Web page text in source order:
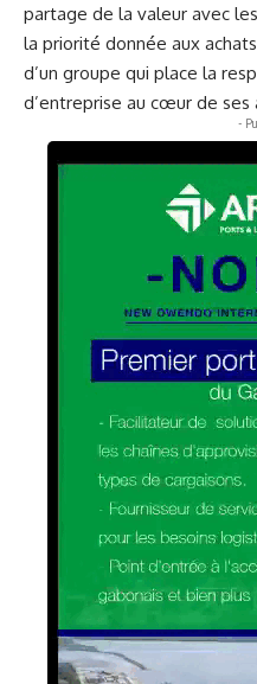
partage de la valeur avec
la priorité donnée aux
d’un groupe qui place la
d’entreprise au cœur de ses
-